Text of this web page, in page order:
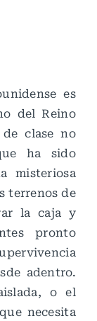
es
del Reino
clase no
ha sido
misteriosa
terrenos de
la caja y
pronto
adentro.
o el
necesita